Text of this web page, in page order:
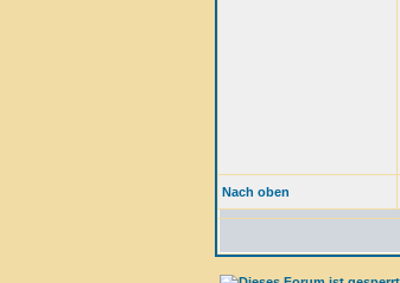
Nach oben